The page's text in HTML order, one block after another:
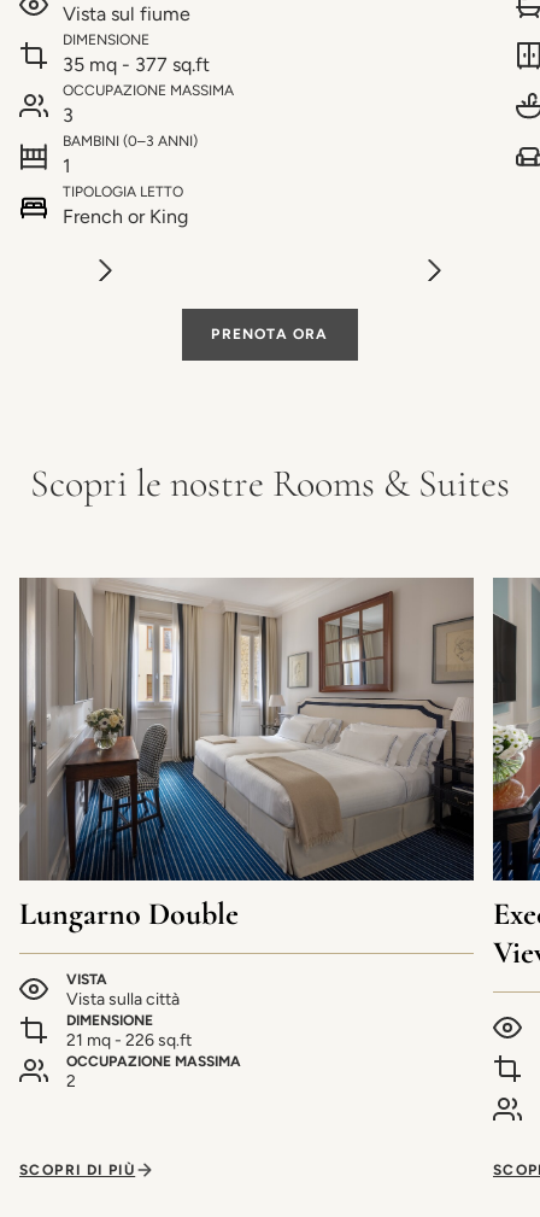
Vista sul fiume
DIMENSIONE
35 mq - 377 sq.ft
OCCUPAZIONE MASSIMA
3
BAMBINI (0–3 ANNI)
1
TIPOLOGIA LETTO
French or King
PRENOTA ORA
Scopri le nostre Rooms & Suites
Lungarno Double
VISTA
Vista sulla città
DIMENSIONE
21 mq - 226 sq.ft
OCCUPAZIONE MASSIMA
2
SCOPRI DI PIÙ